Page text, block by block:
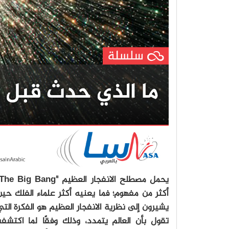
يحمل مصطلح الانفجار العظيم "Big Bang"
أكثر من مفهوم؛ فما يعنيه أكثر علماء الفلك
يشيرون إلى نظرية الانفجار العظيم هو الفكرة
تقول بأن العالم يتمدد، وذلك وفقًا لما